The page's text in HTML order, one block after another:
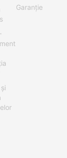
Garanție